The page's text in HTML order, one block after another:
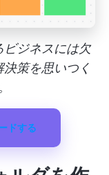
ビジネスには欠
策を思いつく
ドする